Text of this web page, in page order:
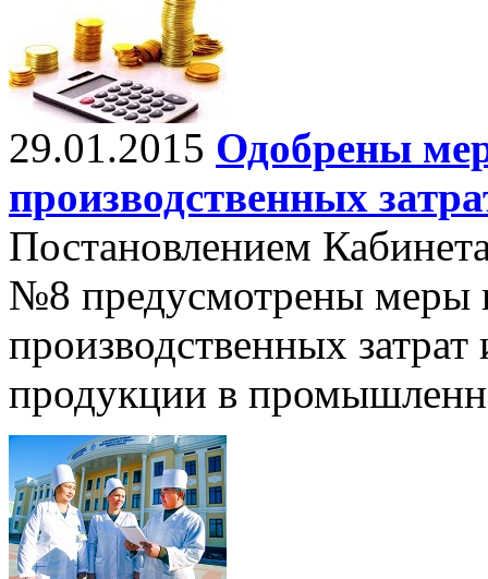
29.01.2015 Одобрены
производственных
Постановлением
№8 предусмотрены меры
производственных
продукции в